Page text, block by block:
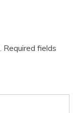
Required fields